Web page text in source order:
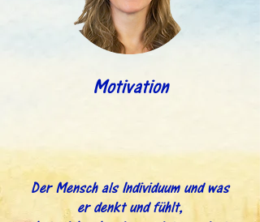
Motivation
Der Mensch als Individuum und was
er denkt und fühlt,